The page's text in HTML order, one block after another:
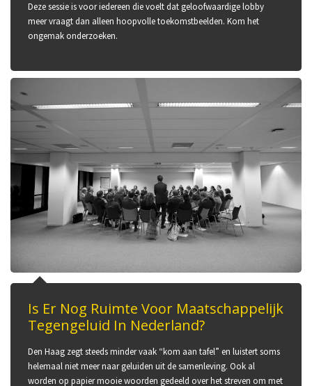
Deze sessie is voor iedereen die voelt dat geloofwaardige lobby
meer vraagt dan alleen hoopvolle toekomstbeelden. Kom het
ongemak onderzoeken.
Is Er Nog Ruimte Voor Maatschappelijk
Tegengeluid In Nederland?
Den Haag zegt steeds minder vaak “kom aan tafel” en luistert soms
helemaal niet meer naar geluiden uit de samenleving. Ook al
worden op papier mooie woorden gedeeld over het streven om met